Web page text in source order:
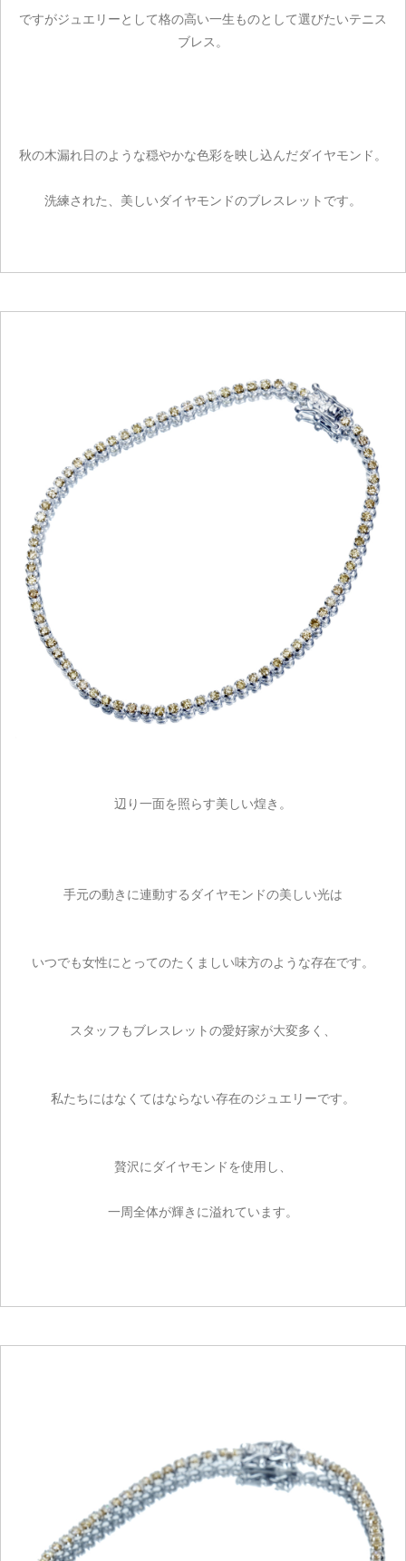
ですがジュエリーとして格の高い一生ものとして選びたいテニス
ブレス。
秋の木漏れ日のような穏やかな色彩を映し込んだダイヤモンド。
洗練された、美しいダイヤモンドのブレスレットです。
辺り一面を照らす美しい煌き。
手元の動きに連動するダイヤモンドの美しい光は
いつでも女性にとってのたくましい味方のような存在です。
スタッフもブレスレットの愛好家が大変多く、
私たちにはなくてはならない存在のジュエリーです。
贅沢にダイヤモンドを使用し、
一周全体が輝きに溢れています。